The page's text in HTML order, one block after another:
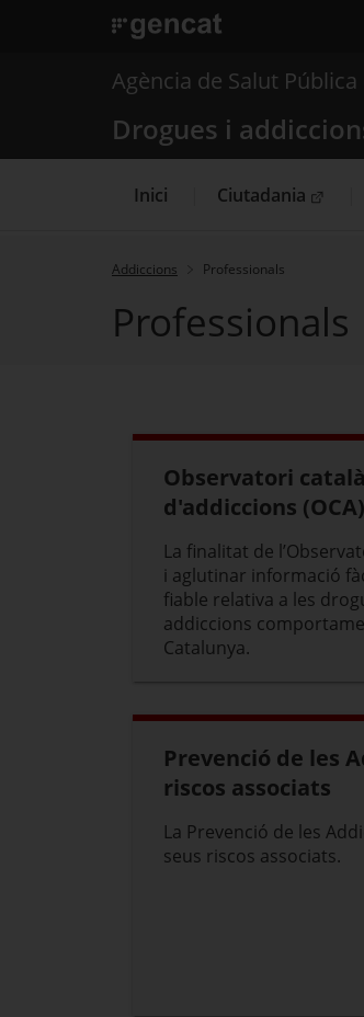
. Obre en una nova finestra.
Agència de Salut Pública
Drogues i
Inici Ciutadania
. Obre en una
. Obre en una nova finestra.
Addiccions Professionals
Professionals
Observatori català
d'addiccions (OCA)
La finalitat de
i aglutinar informació
fiable relativa a les
addiccions
Catalunya.
Prevenció de les
riscos associats
La Prevenció de les
seus riscos associats.